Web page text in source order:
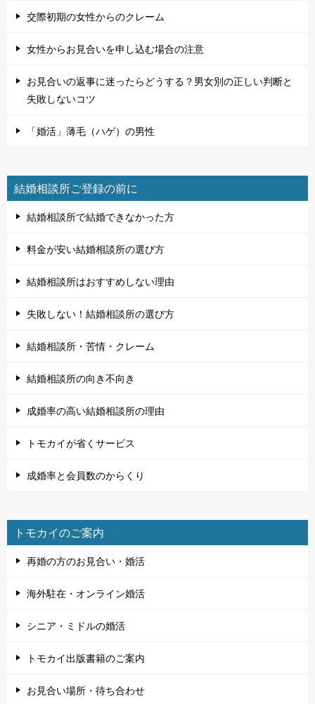
交際初期の女性からのクレーム
女性からお見合いを申し込む場合の注意
お見合いの返事に迷ったらどうする？男女別の正しい判断と
失敗しないコツ
「婚活」薄毛（ハゲ）の男性
結婚相談所ご登録の前に
結婚相談所で結婚できなかった方
料金が安い結婚相談所の選び方
結婚相談所はおすすめしない理由
失敗しない！結婚相談所の選び方
結婚相談所・苦情・クレーム
結婚相談所の向き不向き
成婚率の高い結婚相談所の理由
トモカイが省くサービス
成婚率と会員数のからくり
トモカイのご案内
再婚の方のお見合い・婚活
海外駐在・オンライン婚活
シニア・ミドルの婚活
トモカイ出版書籍のご案内
お見合い場所・待ち合わせ